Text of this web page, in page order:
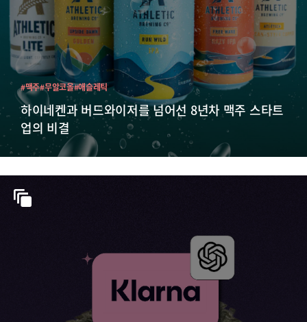
하이네켄과 버드와이저를 넘어선 8년차 맥주 스타트
업의 비결
#맥주#무알코올#애슬레틱